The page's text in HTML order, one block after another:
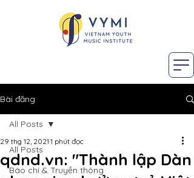
Bài đăng
All Posts
Báo chí & Truyền thông
All Posts
qdnd.vn: "Thành lập Dàn
29 thg 12, 2021 1 phút đọc